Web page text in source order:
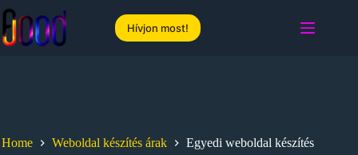
Skip
content
Hívjon most!
Home Weboldal készítés árak Egyedi weboldal készítés